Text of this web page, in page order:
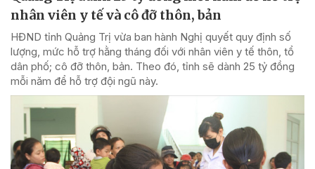
nhân viên y tế và cô đỡ thôn, bản
HĐND tỉnh Quảng Trị vừa ban hành Nghị quyết quy định số
lượng, mức hỗ trợ hằng tháng đối với nhân viên y tế thôn, tổ
dân phố; cô đỡ thôn, bản. Theo đó, tỉnh sẽ dành 25 tỷ đồng
mỗi năm để hỗ trợ đội ngũ này.